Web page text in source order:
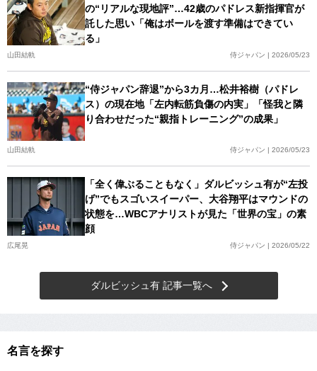
の“リアルな現地評”…42歳のパドレス新指揮官が
託した思い「俺はボールを渡す準備はできてい
る」
山田結軌 侍ジャパン | 2026/05/23
“侍ジャパン辞退”から3カ月…松井裕樹（パドレ
ス）の現在地「左内転筋負傷の内実」「怪我と隣
り合わせだった“親指トレーニング”の成果」
山田結軌 侍ジャパン | 2026/05/23
「全く偉ぶることもなく」ダルビッシュ有が“左投
げ”でもスゴいスイーパー、大谷翔平はマウンドの
状態を…WBCアナリストが見た「世界の宝」の素
顔
広尾晃 侍ジャパン | 2026/05/22
ダルビッシュ有 記事一覧へ
名言を探す